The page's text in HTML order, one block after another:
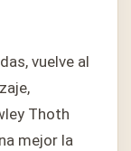
vuelve al
Thoth
mejor la